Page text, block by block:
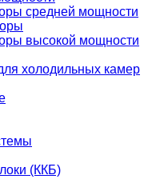
средней мощности
высокой мощности
холодильных камер
(ККБ)